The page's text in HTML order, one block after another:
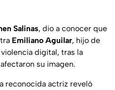
Salinas, dio a conocer que
Emiliano Aguilar, hijo de
digital, tras la
su imagen.
reconocida actriz reveló